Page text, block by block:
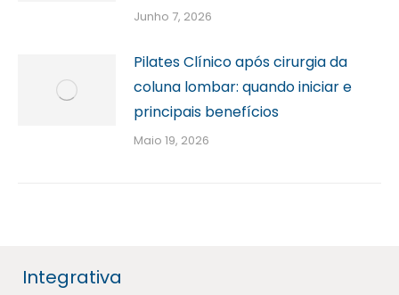
Junho 7, 2026
Pilates Clínico após cirurgia da
coluna lombar: quando iniciar e
principais benefícios
Maio 19, 2026
Integrativa